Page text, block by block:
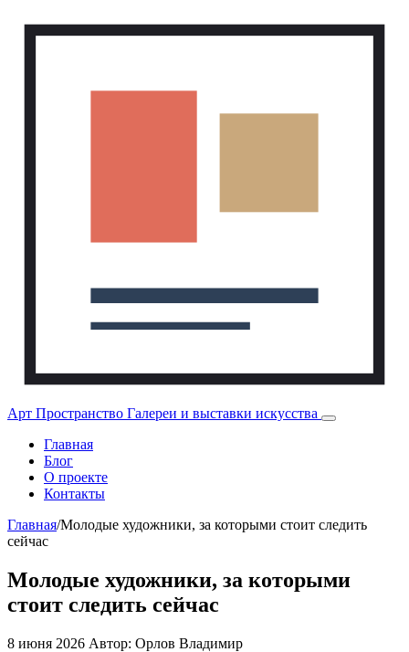
Арт Пространство Галереи и выставки искусства
Главная
Блог
О проекте
Контакты
Главная/Молодые художники, за которыми стоит следить
сейчас
Молодые художники, за которыми
стоит следить сейчас
8 июня 2026 Автор: Орлов Владимир